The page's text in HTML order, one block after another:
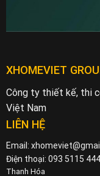
XHOMEVIET
Công ty thiết kế, thi
Việt Nam
LIÊN HỆ
Email:
Điện thoại: 093 5115
Thanh Hóa